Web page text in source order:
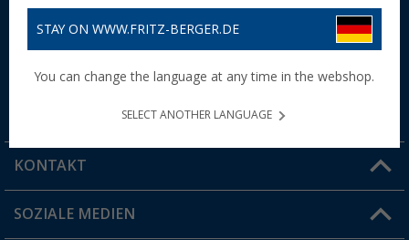
30 Tage Rückgaberecht
100 Tage für Vorteilskartenbesitzer
Bis zu 5% Bonus
KONTAKT
Du hast eine Frage?
SOZIALE MEDIEN
STAY ON WWW.FRITZ-BERGER.DE
You can change the language at any time in the webshop.
SELECT ANOTHER LANGUAGE